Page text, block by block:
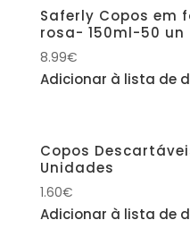
Saferly Copos em
rosa- 150ml-50 un
8.99€
Adicionar à lista de
Copos
Unidades
1.60€
Adicionar à lista de